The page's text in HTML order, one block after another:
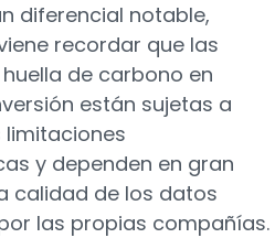
diferencial notable,
recordar que las
de carbono en
están sujetas a
y dependen en gran
calidad de los datos
las propias compañías.